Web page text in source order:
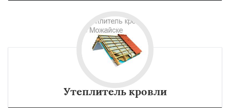
Утеплитель кровли